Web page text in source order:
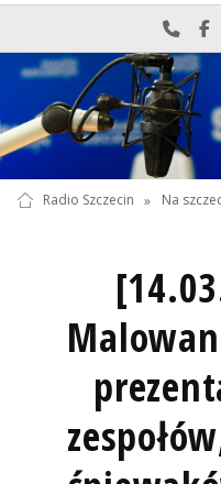
Radio Szczecin » Na